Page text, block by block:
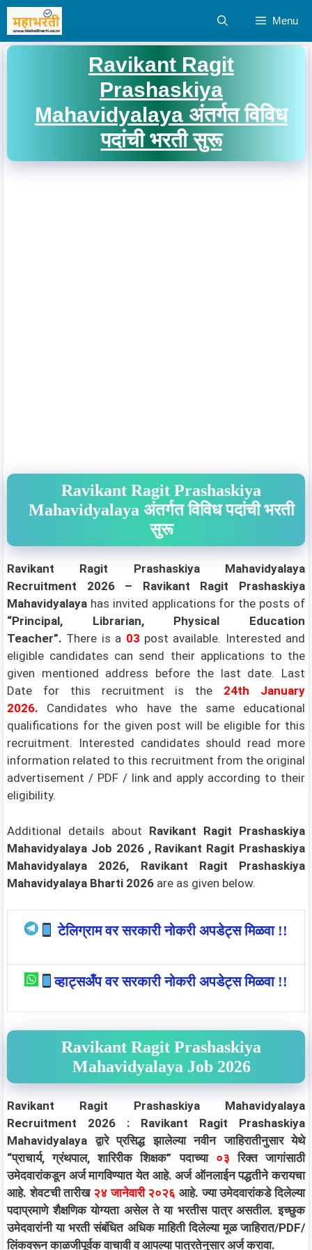
Skip
content
Menu
Ravikant Ragit
Prashaskiya
Mahavidyalaya अंतर्गत विविध
पदांची भरती सुरू
Ravikant Ragit Prashaskiya
Mahavidyalaya अंतर्गत विविध पदांची भरती
सुरू
Ravikant Ragit Prashaskiya Mahavidyalaya
Recruitment 2026 – Ravikant Ragit Prashaskiya
Mahavidyalaya has invited applications for the posts of
“Principal, Librarian, Physical Education
Teacher”. There is a 03 post available. Interested and
eligible candidates can send their applications to the
given mentioned address before the last date. Last
Date for this recruitment is the 24th January
2026.
Candidates who have the same educational
qualifications for the given post will be eligible for this
recruitment. Interested candidates should read more
information related to this recruitment from the original
advertisement / PDF / link and apply according to their
eligibility.
Additional details about Ravikant Ragit Prashaskiya
Mahavidyalaya Job 2026 , Ravikant Ragit Prashaskiya
Mahavidyalaya 2026, Ravikant Ragit Prashaskiya
Mahavidyalaya Bharti 2026 are as given below.
टेलिग्राम वर सरकारी नोकरी अपडेट्स मिळवा !!
व्हाट्सअँप वर सरकारी नोकरी अपडेट्स मिळवा !!
Ravikant Ragit Prashaskiya
Mahavidyalaya Job 2026
Ravikant Ragit Prashaskiya Mahavidyalaya
Recruitment 2026 : Ravikant Ragit Prashaskiya
Mahavidyalaya द्वारे प्रसिद्ध झालेल्या नवीन जाहिरातीनुसार येथे
“प्राचार्य, ग्रंथपाल, शारिरीक शिक्षक” पदाच्या ०३रिक्त जागांसाठी
उमेदवारांकडून अर्ज मागविण्यात येत आहे. अर्ज ऑनलाईन पद्धतीने करायचा
आहे. शेवटची तारीख २४ जानेवारी २०२६ आहे. ज्या उमेदवारांकडे दिलेल्या
पदाप्रमाणे शैक्षणिक योग्यता असेल ते या भरतीस पात्र असतील. इच्छुक
उमेदवारांनी या भरती संबंधित अधिक माहिती दिलेल्या मूळ जाहिरात/PDF/
लिंकवरून काळजीपूर्वक वाचावी व आपल्या पात्रतेनुसार अर्ज करावा.